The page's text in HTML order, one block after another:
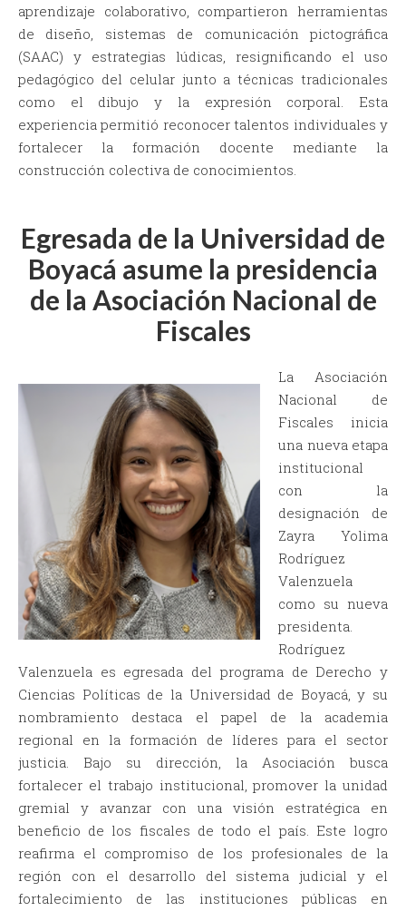
aprendizaje colaborativo, compartieron herramientas
de diseño, sistemas de comunicación pictográfica
(SAAC) y estrategias lúdicas, resignificando el uso
pedagógico del celular junto a técnicas tradicionales
como el dibujo y la expresión corporal. Esta
experiencia permitió reconocer talentos individuales y
fortalecer la formación docente mediante la
construcción colectiva de conocimientos.
Egresada de la Universidad de
Boyacá asume la presidencia
de la Asociación Nacional de
Fiscales
La Asociación
Nacional de
Fiscales inicia
una nueva etapa
institucional
con la
designación de
Zayra Yolima
Rodríguez
Valenzuela
como su nueva
presidenta.
Rodríguez
Valenzuela es egresada del programa de Derecho y
Ciencias Políticas de la Universidad de Boyacá, y su
nombramiento destaca el papel de la academia
regional en la formación de líderes para el sector
justicia. Bajo su dirección, la Asociación busca
fortalecer el trabajo institucional, promover la unidad
gremial y avanzar con una visión estratégica en
beneficio de los fiscales de todo el país. Este logro
reafirma el compromiso de los profesionales de la
región con el desarrollo del sistema judicial y el
fortalecimiento de las instituciones públicas en